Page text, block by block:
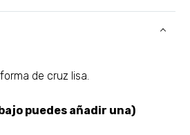
de cruz lisa.
puedes añadir una)